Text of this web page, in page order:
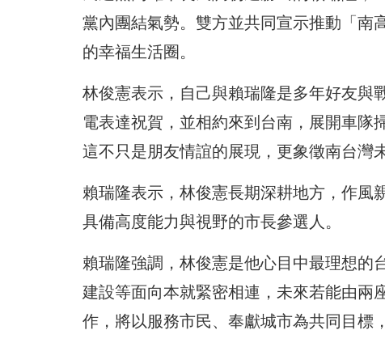
黨內團結氣勢。雙方並共同宣示推動「南
的幸福生活圈。
林俊憲表示，自己與賴瑞隆是多年好友與
電表達祝賀，並相約來到台南，展開車隊
這不只是朋友情誼的展現，更象徵南台灣
賴瑞隆表示，林俊憲長期深耕地方，作風
具備高度能力與視野的市長參選人。
賴瑞隆強調，林俊憲是他心目中最理想的
建設等面向本就緊密相連，未來若能由兩
作，將以服務市民、奉獻城市為共同目標